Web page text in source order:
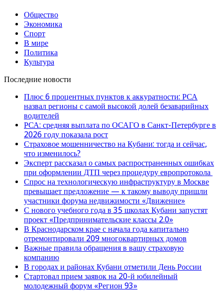
Общество
Экономика
Спорт
В мире
Политика
Культура
Последние новости
Плюс 6 процентных пунктов к аккуратности: РСА
назвал регионы с самой высокой долей безаварийных
водителей
РСА: средняя выплата по ОСАГО в Санкт-Петербурге в
2026 году показала рост
Страховое мошенничество на Кубани: тогда и сейчас,
что изменилось?
Эксперт рассказал о самых распространенных ошибках
при оформлении ДТП через процедуру европротокола
Спрос на технологическую инфраструктуру в Москве
превышает предложение — к такому выводу пришли
участники форума недвижимости «Движение»
С нового учебного года в 35 школах Кубани запустят
проект «Предпринимательские классы 2.0»
В Краснодарском крае с начала года капитально
отремонтировали 209 многоквартирных домов
Важные правила обращения в вашу страховую
компанию
В городах и районах Кубани отметили День России
Стартовал прием заявок на 20-й юбилейный
молодежный форум «Регион 93»